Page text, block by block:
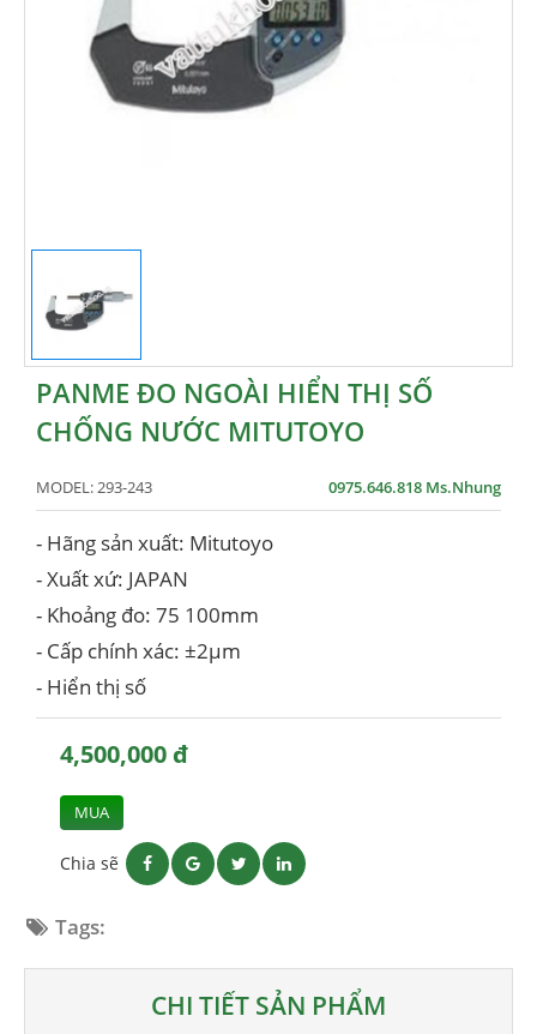
PANME ĐO NGOÀI HIỂN THỊ SỐ
CHỐNG NƯỚC MITUTOYO
MODEL:293-243 0975.646.818 Ms.Nhung
- Hãng sản xuất: Mitutoyo
- Xuất xứ: JAPAN
- Khoảng đo: 75 100mm
- Cấp chính xác: ±2µm
- Hiển thị số
4,500,000 đ
MUA
Chia sẽ
Tags:
CHI TIẾT SẢN PHẨM